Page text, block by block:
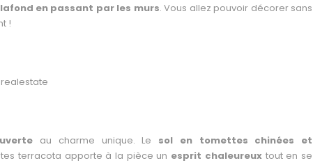
en passant par les murs. Vous allez pouvoir décorer sans
!
au charme unique. Le sol en tomettes chinées et
terracota apporte à la pièce un esprit chaleureux tout en se